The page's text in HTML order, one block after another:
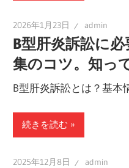
2026年1月23日 admin
B型肝炎訴訟に
集のコツ。知っ
B型肝炎訴訟とは？基本
続きを読む
2025年12月8日 admin